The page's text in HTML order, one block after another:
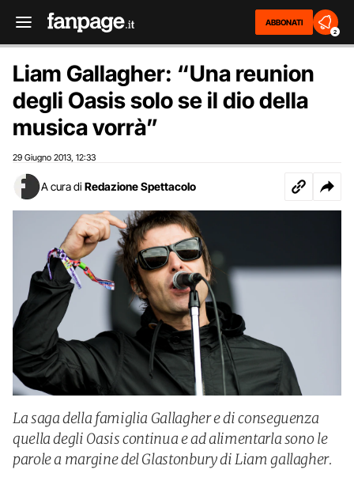
ABBONATI
2
Liam Gallagher: “Una reunion
degli Oasis solo se il dio della
musica vorrà”
29 Giugno 2013 12:33
A cura di Redazione Spettacolo
La saga della famiglia Gallagher e di conseguenza
quella degli Oasis continua e ad alimentarla sono le
parole a margine del Glastonbury di Liam gallagher.